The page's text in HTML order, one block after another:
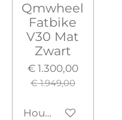
Qmwheel
Fatbike
V30 Mat
Zwart
€ 1.300,00
€ 1.949,00
Houd mij op de